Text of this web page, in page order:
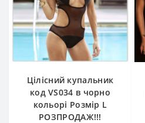
Цілісний купальник
код VS034 в чорно
кольорі Розмір L
РОЗПРОДАЖ!!!